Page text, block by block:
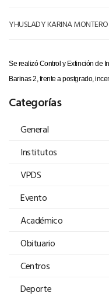
YHUSLADY KARINA
Se realizó Control y Extinción de
Barinas 2, frente a postgrado,
Categorías
General
Institutos
VPDS
Evento
Académico
Obituario
Centros
Deporte